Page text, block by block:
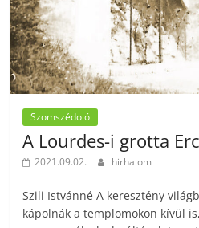
Szomszédoló
A Lourdes-i grotta
2021.09.02. hirhalom
Szili Istvánné A keresztény
kápolnák a templomokon kívül